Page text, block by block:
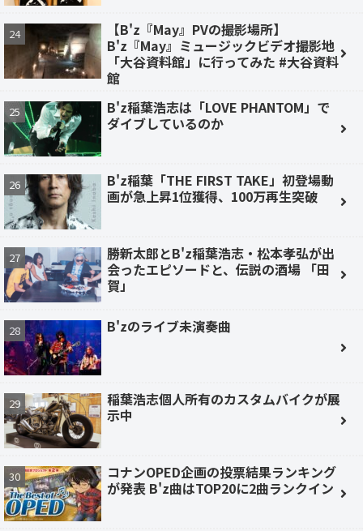
【B'z『May』PVの撮影場所】
B'z『May』ミュージックビデオ撮影地
「大谷資料館」に行ってみた #大谷資料
館
B'z稲葉浩志は「LOVE PHANTOM」で
ダイブしているのか
B'z稲葉「THE FIRST TAKE」初登場動
画が急上昇1位獲得、100万再生突破
勝新太郎とB'z稲葉浩志・松本孝弘が出
会ったエピソードと、伝説の酒場 「田
賀」
B'zのライブ未演奏曲
稲葉浩志個人所有のカスタムバイクが展
示中
コナンOPED企画の投票結果ランキング
が発表 B'z曲はTOP20に2曲ランクイン